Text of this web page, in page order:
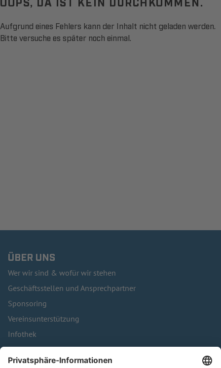
Aufgrund eines Fehlers kann der Inhalt nicht geladen werden.
Bitte versuche es später noch einmal.
ÜBER UNS
Wer wir sind & wofür wir stehen
Geschäftsstellen und Ansprechpartner
Sponsoring
Vereinsunterstützung
Infothek
Kontakt